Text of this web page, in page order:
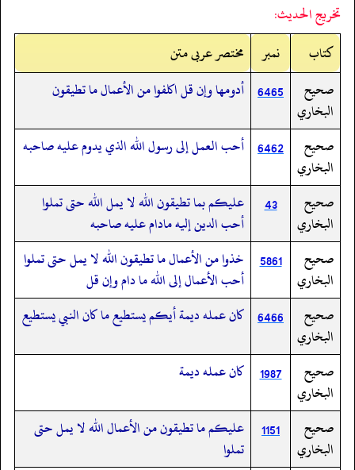
تخريج الحديث:
کتاب
نمبر
مختصر عربی متن
صحيح
البخاري
6465 أدومها وإن قل اكلفوا من الأعمال ما تطيقون
صحيح
البخاري
6462 أحب العمل إلى رسول الله الذي يدوم عليه صاحبه
صحيح
البخاري
43
عليكم بما تطيقون الله لا يمل الله حتى تملوا
أحب الدين إليه مادام عليه صاحبه
صحيح
البخاري
5861
خذوا من الأعمال ما تطيقون الله لا يمل حتى تملوا
أحب الأعمال إلى الله ما دام وإن قل
صحيح
البخاري
6466 كان عمله ديمة أيكم يستطيع ما كان النبي يستطيع
صحيح
البخاري
1987 كان عمله ديمة
صحيح
البخاري
1151
عليكم ما تطيقون من الأعمال الله لا يمل حتى
تملوا